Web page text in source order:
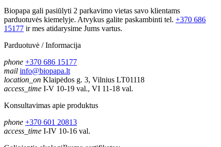
Biopapa gali pasiūlyti 2 parkavimo vietas savo klientams
parduotuvės kiemelyje. Atvykus galite paskambinti tel. +370 686
15177 ir mes atidarysime Jums vartus.
Parduotuvė / Informacija
phone +370 686 15177
mail info@biopapa.lt
location_on Klaipėdos g. 3, Vilnius LT01118
access_time I-V 10-19 val., VI 11-18 val.
Konsultavimas apie produktus
phone +370 601 20813
access_time I-IV 10-16 val.